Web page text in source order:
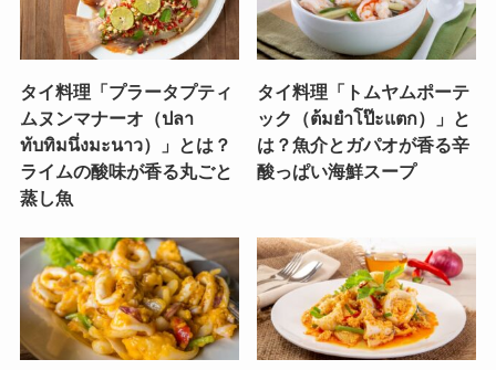
タイ料理「プラータプティ
ムヌンマナーオ（ปลา
ทับทิมนึ่งมะนาว）」とは？
ライムの酸味が香る丸ごと
蒸し魚
タイ料理「トムヤムポーテ
ック（ต้มยำโป๊ะแตก）」と
は？魚介とガパオが香る辛
酸っぱい海鮮スープ